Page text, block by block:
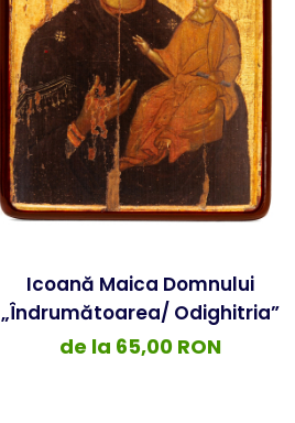
Icoană Maica Domnului
„Îndrumătoarea/ Odighitria”
de la 65,00 RON